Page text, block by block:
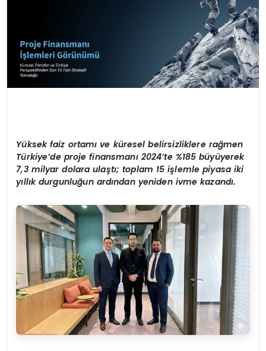
Yüksek faiz ortamı ve küresel belirsizliklere rağmen
Türkiye’de proje finansmanı 2024’te %185 büyüyerek
7,3 milyar dolara ulaştı; toplam 15 işlemle piyasa iki
yıllık durgunluğun ardından yeniden ivme kazandı.